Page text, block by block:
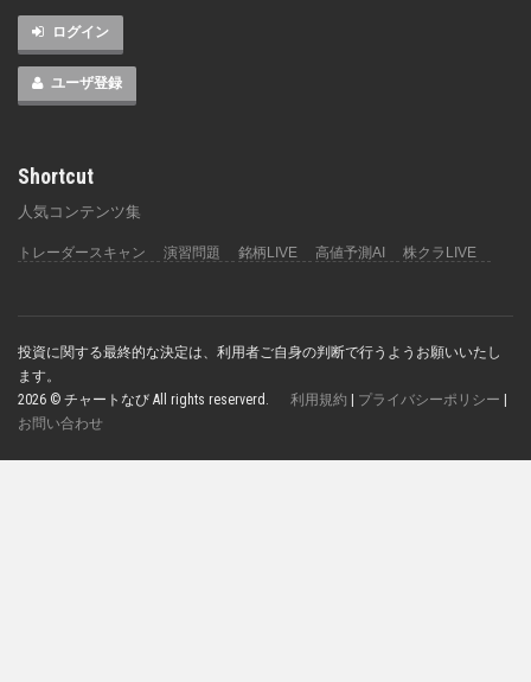
ログイン
ユーザ登録
Shortcut
人気コンテンツ集
トレーダースキャン 演習問題 銘柄LIVE 高値予測AI 株クラLIVE
投資に関する最終的な決定は、利用者ご自身の判断で行うようお願いいたし
ます。
2026 © チャートなび All rights reserverd. 利用規約 | プライバシーポリシー |
お問い合わせ